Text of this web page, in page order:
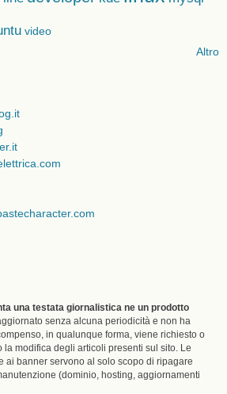
video
Altro
una testata giornalistica ne un prodotto
senza alcuna periodicità e non ha
in qualunque forma, viene richiesto o
modifica degli articoli presenti sul sito. Le
ai banner servono al solo scopo di ripagare
(dominio, hosting, aggiornamenti